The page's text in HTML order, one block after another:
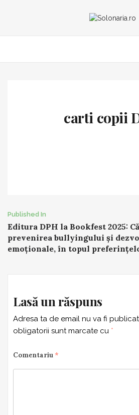
carti copii
Post
navigation
Published In
Editura DPH la Bookfest 2025:
prevenirea bullyingului și
emoționale, în topul
Lasă un răspuns
Adresa ta de email nu va fi
obligatorii sunt marcate cu *
Comentariu *